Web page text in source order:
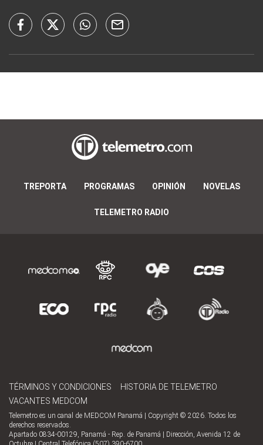
TREPORTA PROGRAMAS OPINIÓN NOVELAS
TELEMETRO RADIO
TÉRMINOS Y CONDICIONES
HISTORIA DE TELEMETRO
VACANTES MEDCOM
Telemetro es un canal de MEDCOM Panamá | Copyright © 2026. Todos los
derechos reservados.
Apartado 0834-00129, Panamá - Rep. de Panamá | Dirección, Avenida 12 de